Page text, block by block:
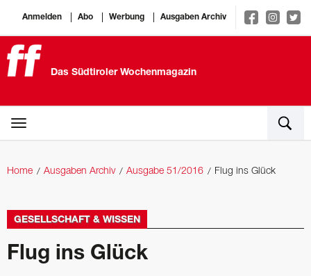
Anmelden Abo Werbung Ausgaben Archiv
Das Südtiroler Wochenmagazin
Home Ausgaben Archiv Ausgabe 51/2016 Flug ins Glück
GESELLSCHAFT & WISSEN
Flug ins Glück